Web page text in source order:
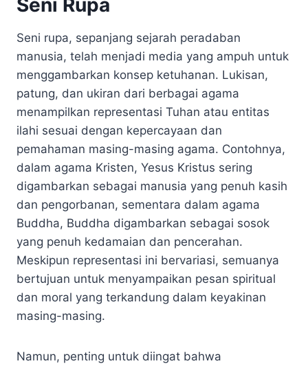
Seni Rupa
Seni rupa, sepanjang sejarah peradaban
manusia, telah menjadi media yang ampuh untuk
menggambarkan konsep ketuhanan. Lukisan,
patung, dan ukiran dari berbagai agama
menampilkan representasi Tuhan atau entitas
ilahi sesuai dengan kepercayaan dan
pemahaman masing-masing agama. Contohnya,
dalam agama Kristen, Yesus Kristus sering
digambarkan sebagai manusia yang penuh kasih
dan pengorbanan, sementara dalam agama
Buddha, Buddha digambarkan sebagai sosok
yang penuh kedamaian dan pencerahan.
Meskipun representasi ini bervariasi, semuanya
bertujuan untuk menyampaikan pesan spiritual
dan moral yang terkandung dalam keyakinan
masing-masing.
Namun, penting untuk diingat bahwa